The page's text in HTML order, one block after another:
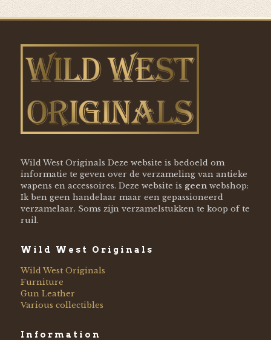
Wild West Originals Deze website is bedoeld om
informatie te geven over de verzameling van antieke
wapens en accessoires. Deze website is geenwebshop:
Ik ben geen handelaar maar een gepassioneerd
verzamelaar. Soms zijn verzamelstukken te koop of te
ruil.
Wild West Originals
Wild West Originals
Furniture
Gun Leather
Various collectibles
Information